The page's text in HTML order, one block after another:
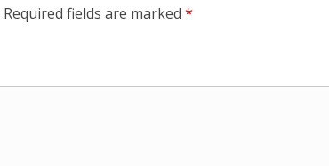
Required fields are marked *